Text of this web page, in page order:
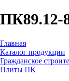
ПК89.12-
Главная
Каталог продукции
Гражданское
Плиты ПК